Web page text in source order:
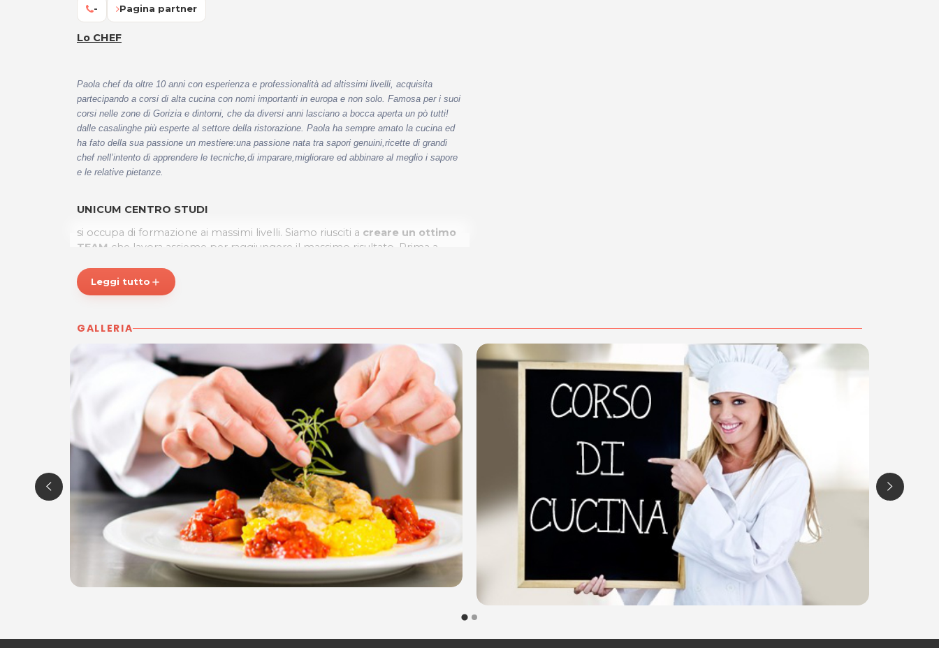
- Pagina partner
Lo CHEF
Paola chef da oltre 10 anni con esperienza e professionalità ad altissimi livelli, acquisita
partecipando a corsi di alta cucina con nomi importanti in europa e non solo. Famosa per i suoi
corsi nelle zone di Gorizia e dintorni, che da diversi anni lasciano a bocca aperta un pò tutti!
dalle casalinghe più esperte al settore della ristorazione. Paola ha sempre amato la cucina ed
ha fato della sua passione un mestiere:una passione nata tra sapori genuini,ricette di grandi
chef nell’intento di apprendere le tecniche,di imparare,migliorare ed abbinare al meglio i sapore
e le relative pietanze.
UNICUM CENTRO STUDI
si occupa di formazione ai massimi livelli. Siamo riusciti a creare un ottimo
TEAM che lavora assieme per raggiungere il massimo risultato. Prima a
della
FORMAZIONE PROFESSIONALE
SCOLASTICA.
UNICUM CENTRO STUDI
diUDINE
Via Benedetto Croce, 6Udine
Tel. 0432 1690844
Sede LegaleTRIESTE
Via Rosetti, 8 Trieste
Tel. 040 3721865
P.IVA 02711410304
Per ulteriori informazioni sull'offerta o sulle modalità di acquisto scrivi a
posta@espevia.it
Leggi tutto add
GALLERIA